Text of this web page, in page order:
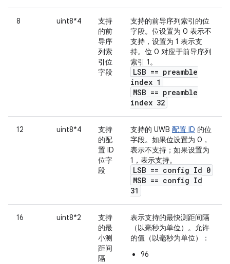
8 uint8*4
支持
的前
导序
列索
引位
字段
支持的前导序列索引的位
字段。位设置为 0 表示不
支持，设置为 1 表示支
持。位 0 对应于前导序列
索引 1。
LSB == preamble
index 1
MSB == preamble
index 32
12 uint8*4
支持
的配
置 ID
位字
段
支持的 UWB 配置 ID 的位
字段。如果位设置为 0，
表示不支持；如果设置为
1，表示支持。
LSB == config Id 0
MSB == config Id
31
16 uint8*2
支持
的最
小测
距间
隔
表示支持的最快测距间隔
（以毫秒为单位）。允许
的值（以毫秒为单位）：
96